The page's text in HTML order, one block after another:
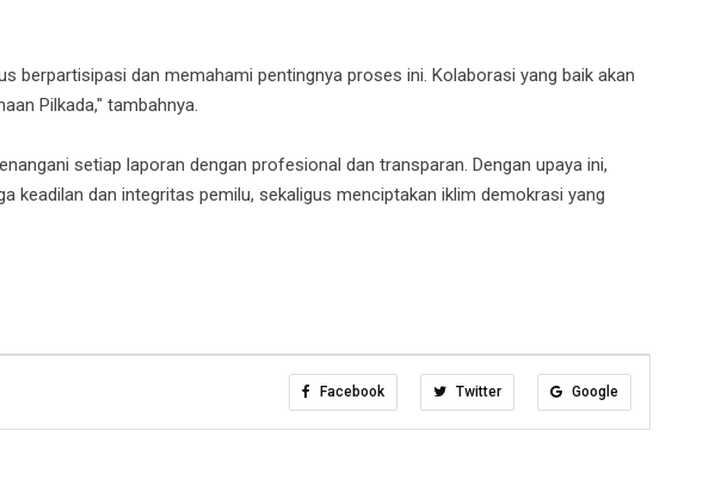
berpartisipasi dan memahami pentingnya proses ini. Kolaborasi yang baik akan
Pilkada," tambahnya.
setiap laporan dengan profesional dan transparan. Dengan upaya ini,
keadilan dan integritas pemilu, sekaligus menciptakan iklim demokrasi yang
Facebook Twitter Google